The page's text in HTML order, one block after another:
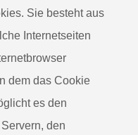
Sie besteht aus
Internetseiten
dem das Cookie
es den
den